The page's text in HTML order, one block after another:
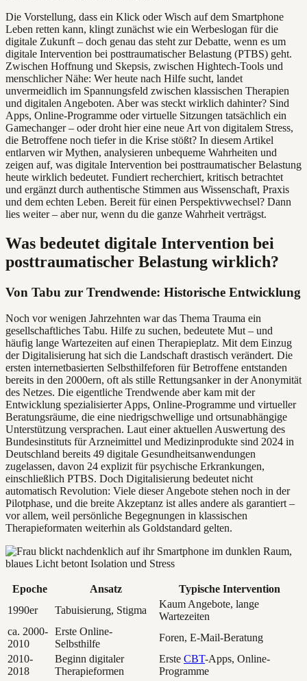
Die Vorstellung, dass ein Klick oder Wisch auf dem Smartphone
Leben retten kann, klingt zunächst wie ein Werbeslogan für die
digitale Zukunft – doch genau das steht zur Debatte, wenn es um
digitale Intervention bei posttraumatischer Belastung (PTBS) geht.
Zwischen Hoffnung und Skepsis, zwischen Hightech-Tools und
menschlicher Nähe: Wer heute nach Hilfe sucht, landet
unvermeidlich im Spannungsfeld zwischen klassischen Therapien
und digitalen Angeboten. Aber was steckt wirklich dahinter? Sind
Apps, Online-Programme oder virtuelle Sitzungen tatsächlich ein
Gamechanger – oder droht hier eine neue Art von digitalem Stress,
die Betroffene noch tiefer in die Krise stößt? In diesem Artikel
entlarven wir Mythen, analysieren unbequeme Wahrheiten und
zeigen auf, was digitale Intervention bei posttraumatischer Belastung
heute wirklich bedeutet. Fundiert recherchiert, kritisch betrachtet
und ergänzt durch authentische Stimmen aus Wissenschaft, Praxis
und dem echten Leben. Bereit für einen Perspektivwechsel? Dann
lies weiter – aber nur, wenn du die ganze Wahrheit verträgst.
Was bedeutet digitale Intervention bei
posttraumatischer Belastung wirklich?
Von Tabu zur Trendwende: Historische Entwicklung
Noch vor wenigen Jahrzehnten war das Thema Trauma ein
gesellschaftliches Tabu. Hilfe zu suchen, bedeutete Mut – und
häufig lange Wartezeiten auf einen Therapieplatz. Mit dem Einzug
der Digitalisierung hat sich die Landschaft drastisch verändert. Die
ersten internetbasierten Selbsthilfeforen für Betroffene entstanden
bereits in den 2000ern, oft als stille Rettungsanker in der Anonymität
des Netzes. Die eigentliche Trendwende aber kam mit der
Entwicklung spezialisierter Apps, Online-Programme und virtueller
Beratungsräume, die eine niedrigschwellige und ortsunabhängige
Unterstützung versprachen. Laut einer aktuellen Auswertung des
Bundesinstituts für Arzneimittel und Medizinprodukte sind 2024 in
Deutschland bereits 49 digitale Gesundheitsanwendungen
zugelassen, davon 24 explizit für psychische Erkrankungen,
einschließlich PTBS. Doch Digitalisierung bedeutet nicht
automatisch Revolution: Viele dieser Angebote stehen noch in der
Pilotphase, und die breite Akzeptanz ist alles andere als garantiert –
vor allem, weil persönliche Begegnungen in klassischen
Therapieformaten weiterhin als Goldstandard gelten.
Epoche Ansatz
Typische Intervention
1990er
Tabuisierung, Stigma
Kaum Angebote, lange
Wartezeiten
ca. 2000-
2010
Erste Online-
Selbsthilfe
Foren, E-Mail-Beratung
2010-
2018
Beginn digitaler
Therapieformen
Erste CBT-Apps, Online-
Programme